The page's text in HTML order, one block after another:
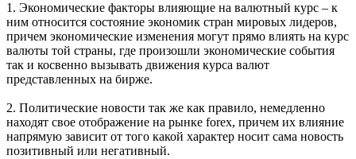
1. Экономические факторы влияющие на валютный курс – к
ним относится состояние экономик стран мировых лидеров,
причем экономические изменения могут прямо влиять на курс
валюты той страны, где произошли экономические события
так и косвенно вызывать движения курса валют
представленных на бирже.
2. Политические новости так же как правило, немедленно
находят свое отображение на рынке forex, причем их влияние
напрямую зависит от того какой характер носит сама новость
позитивный или негативный.